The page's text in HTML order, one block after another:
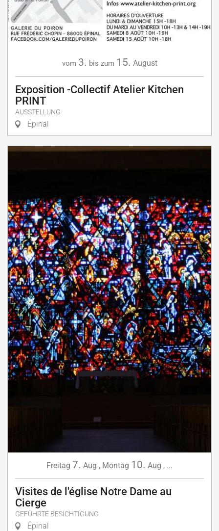
vom 3. bis zum 15. August
Exposition -Collectif Atelier Kitchen
PRINT
AUSSTELLUNG
Épinal
Freitag 7. Aug , Montag 10. Aug , ...
Visites de l'église Notre Dame au
Cierge
GEFÜHRTE BESICHTIGUNG
Épinal